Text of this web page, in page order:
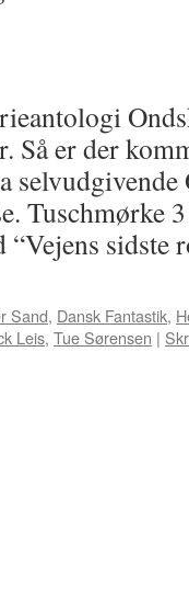
Så er der
selvudgivende
Tuschmørke
“Vejens
Sand, Dansk Fantastik,
Leis, Tue Sørensen |